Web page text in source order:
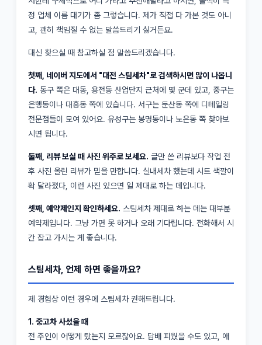
정 업체 이름 대기가 좀 그렇습니다. 제가 직접 다 가본 것도 아니
고, 괜히 책임질 수 없는 말씀드리기 싫거든요.
대신 찾으실 때 참고하실 점 말씀드리겠습니다.
첫째, 네이버 지도에서 "대전 스팀세차"로 검색하시면 많이 나옵니
다. 동구 쪽은 대동, 용전동 산업단지 근처에 몇 군데 있고, 중구는
은행동이나 대흥동 쪽에 있습니다. 서구는 둔산동 쪽에 디테일링
전문점들이 모여 있어요. 유성구는 봉명동이나 노은동 쪽 찾아보
시면 됩니다.
둘째, 리뷰 보실 때 사진 위주로 보세요. 글만 쓴 리뷰보다 작업 전
후 사진 올린 리뷰가 믿을 만합니다. 실내세차 했는데 시트 색깔이
확 달라졌다, 이런 사진 있으면 일 제대로 하는 데입니다.
셋째, 예약제인지 확인하세요. 스팀세차 제대로 하는 데는 대부분
예약제입니다. 그냥 가면 못 하거나 오래 기다립니다. 전화해서 시
간 잡고 가시는 게 좋습니다.
스팀세차, 언제 하면 좋을까요?
제 경험상 이런 경우에 스팀세차 권해드립니다.
1. 중고차 사셨을 때
전 주인이 어떻게 탔는지 모르잖아요. 담배 피웠을 수도 있고, 애